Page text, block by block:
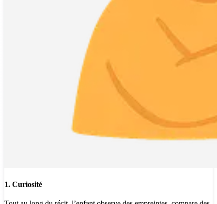
1. Curiosité